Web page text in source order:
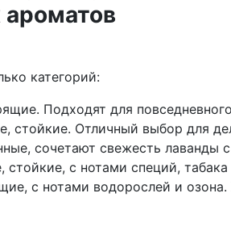
ароматов
категорий:
Подходят для
стойкие. Отличный выбор для
сочетают свежесть лаванды
стойкие, с нотами специй,
с нотами водорослей и